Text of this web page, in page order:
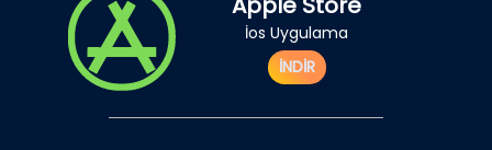
İos Uygulama
İNDİR